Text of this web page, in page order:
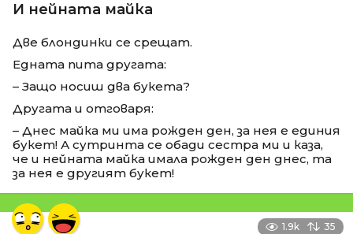
И нейната майка
Две блондинки се срещат.
Едната пита другата:
– Защо носиш два букета?
Другата и отговаря:
– Днес майка ми има рожден ден, за нея е единия
букет! А сутринта се обади сестра ми и каза,
че и нейната майка имала рожден ден днес, та
за нея е другият букет!
1.9k 35